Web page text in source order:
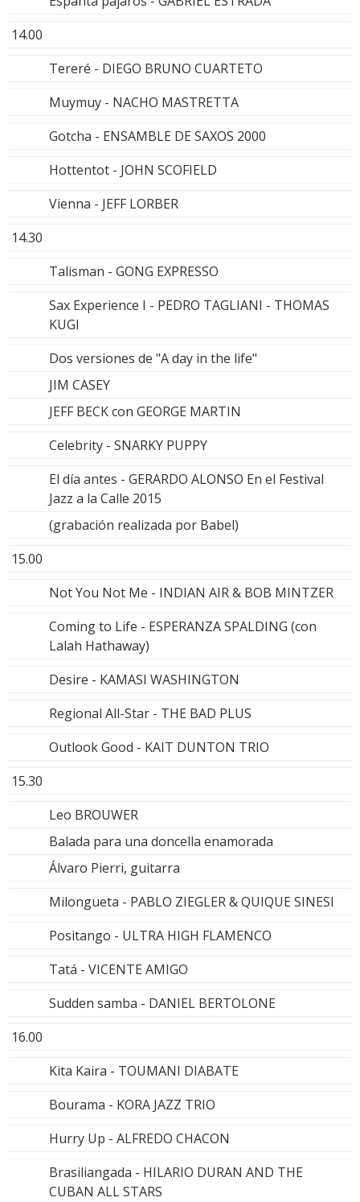
14.00
Tereré - DIEGO BRUNO CUARTETO
Muymuy - NACHO MASTRETTA
Gotcha - ENSAMBLE DE SAXOS 2000
Hottentot - JOHN SCOFIELD
Vienna - JEFF LORBER
14.30
Talisman - GONG EXPRESSO
Sax Experience I - PEDRO TAGLIANI - THOMAS
KUGI
Dos versiones de "A day in the life"
JIM CASEY
JEFF BECK con GEORGE MARTIN
Celebrity - SNARKY PUPPY
El día antes - GERARDO ALONSO En el Festival
Jazz a la Calle 2015
(grabación realizada por Babel)
15.00
Not You Not Me - INDIAN AIR & BOB MINTZER
Coming to Life - ESPERANZA SPALDING (con
Lalah Hathaway)
Desire - KAMASI WASHINGTON
Regional All-Star - THE BAD PLUS
Outlook Good - KAIT DUNTON TRIO
15.30
Leo BROUWER
Balada para una doncella enamorada
Álvaro Pierri, guitarra
Milongueta - PABLO ZIEGLER & QUIQUE SINESI
Positango - ULTRA HIGH FLAMENCO
Tatá - VICENTE AMIGO
Sudden samba - DANIEL BERTOLONE
16.00
Kita Kaira - TOUMANI DIABATE
Bourama - KORA JAZZ TRIO
Hurry Up - ALFREDO CHACON
Brasiliangada - HILARIO DURAN AND THE
CUBAN ALL STARS